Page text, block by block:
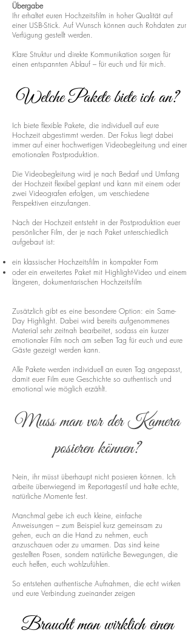
Übergabe
Ihr erhaltet euren Hochzeitsfilm in hoher Qualität auf
einer USB-Stick. Auf Wunsch können auch Rohdaten zur
Verfügung gestellt werden.
Klare Struktur und direkte Kommunikation sorgen für
einen entspannten Ablauf – für euch und für mich.
Welche Pakete biete ich an?
Ich biete flexible Pakete, die individuell auf eure
Hochzeit abgestimmt werden. Der Fokus liegt dabei
immer auf einer hochwertigen Videobegleitung und einer
emotionalen Postproduktion.
Die Videobegleitung wird je nach Bedarf und Umfang
der Hochzeit flexibel geplant und kann mit einem oder
zwei Videografen erfolgen, um verschiedene
Perspektiven einzufangen.
Nach der Hochzeit entsteht in der Postproduktion euer
persönlicher Film, der je nach Paket unterschiedlich
aufgebaut ist:
ein klassischer Hochzeitsfilm in kompakter Form
oder ein erweitertes Paket mit Highlight-Video und einem
längeren, dokumentarischen Hochzeitsfilm
Zusätzlich gibt es eine besondere Option: ein Same-
Day Highlight. Dabei wird bereits aufgenommenes
Material sehr zeitnah bearbeitet, sodass ein kurzer
emotionaler Film noch am selben Tag für euch und eure
Gäste gezeigt werden kann.
Alle Pakete werden individuell an euren Tag angepasst,
damit euer Film eure Geschichte so authentisch und
emotional wie möglich erzählt.
Muss man vor der Kamera
posieren können?
Nein, ihr müsst überhaupt nicht posieren können. Ich
arbeite überwiegend im Reportagestil und halte echte,
natürliche Momente fest.
Manchmal gebe ich euch kleine, einfache
Anweisungen – zum Beispiel kurz gemeinsam zu
gehen, euch an die Hand zu nehmen, euch
anzuschauen oder zu umarmen. Das sind keine
gestellten Posen, sondern natürliche Bewegungen, die
euch helfen, euch wohlzufühlen.
So entstehen authentische Aufnahmen, die echt wirken
und eure Verbindung zueinander zeigen
Braucht man wirklich einen